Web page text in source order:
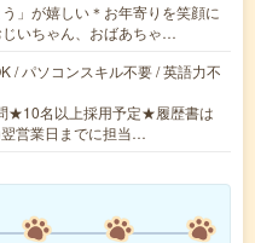
」が嬉しい＊お年寄りを笑顔に
いちゃん、おばあちゃ…
/ パソコンスキル不要 / 英語力不
★10名以上採用予定★履歴書は
営業日までに担当…